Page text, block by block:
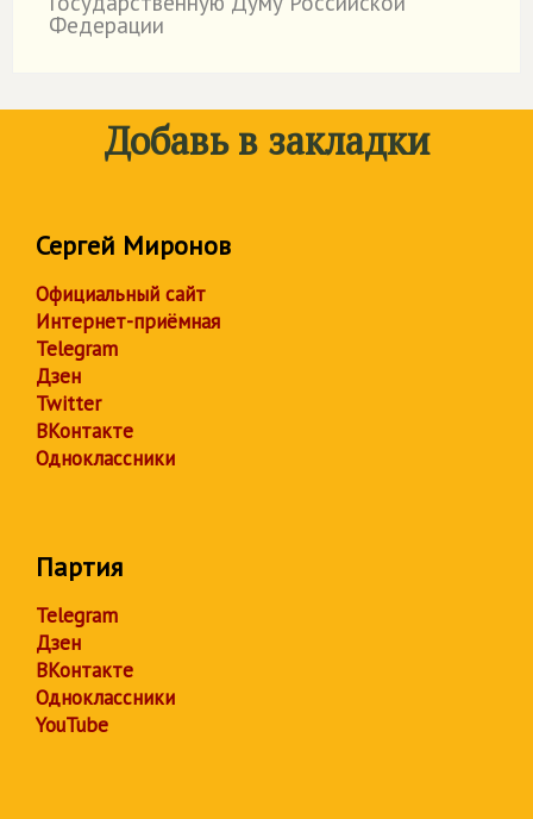
Федерации
Добавь в закладки
Сергей Миронов
Официальный сайт
Интернет-приёмная
Telegram
Дзен
Twitter
ВКонтакте
Одноклассники
Партия
Telegram
Дзен
ВКонтакте
Одноклассники
YouTube